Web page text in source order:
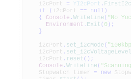
i2cPort = YI2cPort .
if
( i2cPort == null )
{
Console . WriteLine ( "No
Environment . Exit ( 0 ) ;
}
i2cPort . set_i2cMode (
i2cPort . set_i2cVoltageLevel
i2cPort . reset ( ) ;
Console . WriteLine (
Stopwatch timer = new